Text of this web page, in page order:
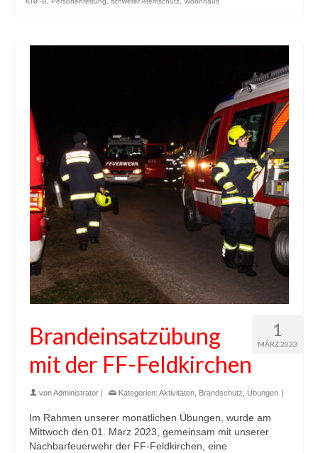
1
MÄRZ 2023
Brandeinsatzübung
mit der FF-Feldkirchen
vonAdministrator | Kategorien: Aktivitäten Brandschutz Übungen |
Im Rahmen unserer monatlichen Übungen, wurde am
Mittwoch den 01. März 2023, gemeinsam mit unserer
Nachbarfeuerwehr der FF-Feldkirchen, eine